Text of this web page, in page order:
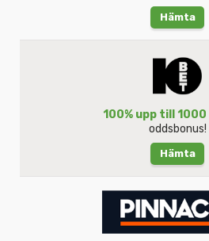
Hämta
100% upp till
oddsbonus!
Hämta